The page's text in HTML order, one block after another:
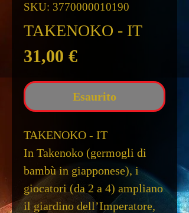
SKU: 3770000010190
TAKENOKO - IT
31,00 €Prezzo
Esaurito
TAKENOKO - IT
In Takenoko (germogli di
bambù in giapponese), i
giocatori (da 2 a 4) ampliano
il giardino dell’Imperatore,